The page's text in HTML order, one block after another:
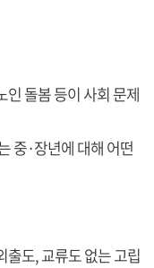
인 돌봄 등이 사회 문제
중·장년에 대해 어떤
출도, 교류도 없는 고립